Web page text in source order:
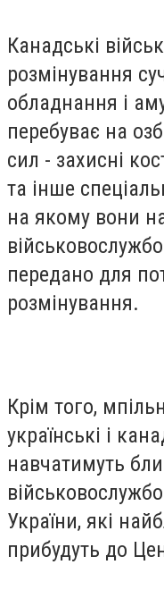
Канадські
розмінування
обладнання і
перебуває на
сил - захисні
та інше
на якому вони
передано для
розмінування.
Крім того,
українські і
навчатимуть
України, які
прибудуть до